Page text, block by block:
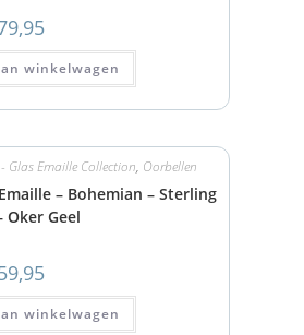
winkelwagen
Glas Emaille Collection, Oorbellen
– Bohemian – Sterling
Oker Geel
winkelwagen